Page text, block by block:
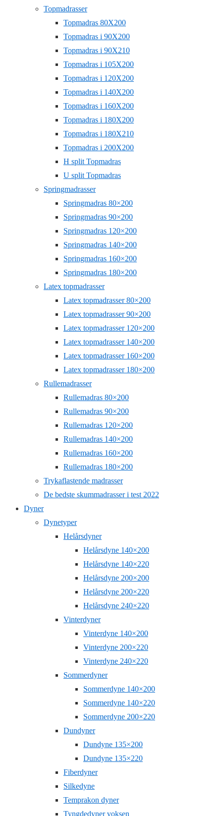
Topmadrasser
Topmadras 80X200
Topmadras i 90X200
Topmadras i 90X210
Topmadras i 105X200
Topmadras i 120X200
Topmadras i 140X200
Topmadras i 160X200
Topmadras i 180X200
Topmadras i 180X210
Topmadras i 200X200
H split Topmadras
U split Topmadras
Springmadrasser
Springmadras 80×200
Springmadras 90×200
Springmadras 120×200
Springmadras 140×200
Springmadras 160×200
Springmadras 180×200
Latex topmadrasser
Latex topmadrasser 80×200
Latex topmadrasser 90×200
Latex topmadrasser 120×200
Latex topmadrasser 140×200
Latex topmadrasser 160×200
Latex topmadrasser 180×200
Rullemadrasser
Rullemadras 80×200
Rullemadras 90×200
Rullemadras 120×200
Rullemadras 140×200
Rullemadras 160×200
Rullemadras 180×200
Trykaflastende madrasser
De bedste skummadrasser i test 2022
Dyner
Dynetyper
Helårsdyner
Helårsdyne 140×200
Helårsdyne 140×220
Helårsdyne 200×200
Helårsdyne 200×220
Helårsdyne 240×220
Vinterdyner
Vinterdyne 140×200
Vinterdyne 200×220
Vinterdyne 240×220
Sommerdyner
Sommerdyne 140×200
Sommerdyne 140×220
Sommerdyne 200×220
Dundyner
Dundyne 135×200
Dundyne 135×220
Fiberdyner
Silkedyne
Temprakon dyner
Tyngdedyner voksen